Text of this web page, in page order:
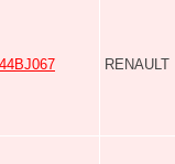
44BJ067 RENAULT